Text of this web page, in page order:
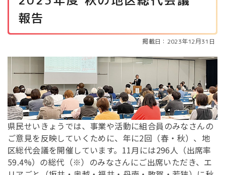
報告
掲載日：2023年12月31日
県民せいきょうでは、事業や活動に組合員のみなさんの
ご意見を反映していくために、年に2回（春・秋）、地
区総代会議を開催しています。11月には296人（出席率
59.4%）の総代（※）のみなさんにご出席いただき、エ